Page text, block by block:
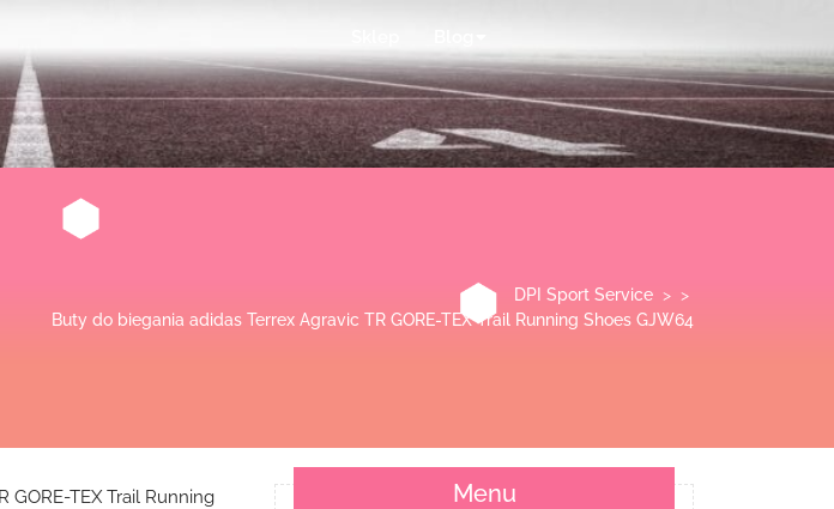
DPI Sport Service > >
Buty do biegania adidas Terrex Agravic TR GORE-TEX Trail Running Shoes GJW64
TEX Trail Running
Menu